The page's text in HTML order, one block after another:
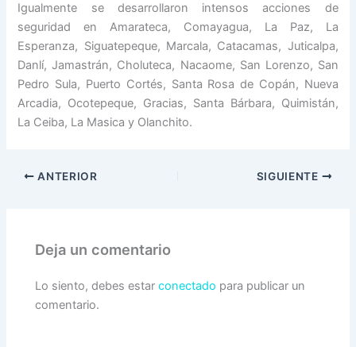
Igualmente se desarrollaron intensos acciones de
seguridad en Amarateca, Comayagua, La Paz, La
Esperanza, Siguatepeque, Marcala, Catacamas, Juticalpa,
Danlí, Jamastrán, Choluteca, Nacaome, San Lorenzo, San
Pedro Sula, Puerto Cortés, Santa Rosa de Copán, Nueva
Arcadia, Ocotepeque, Gracias, Santa Bárbara, Quimistán,
La Ceiba, La Masica y Olanchito.
ANTERIOR SIGUIENTE
Deja un comentario
Lo siento, debes estarconectado para publicar un
comentario.